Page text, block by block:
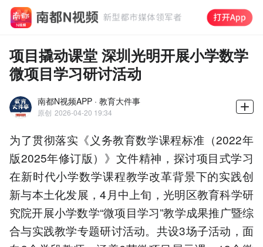
项目撬动课堂 深圳光明开展小学数学
微项目学习研讨活动
南都N视频APP · 教育大件事
原创 2026-04-20 19:34
为了贯彻落实《义务教育数学课程标准（2022年
版2025年修订版）》文件精神，探讨项目式学习
在新时代小学数学课程教学改革背景下的实践创
新与本土化发展，4月中上旬，光明区教育科学研
究院开展小学数学“微项目学习”教学成果推广暨综
合与实践教学专题研讨活动。共设3场子活动，面